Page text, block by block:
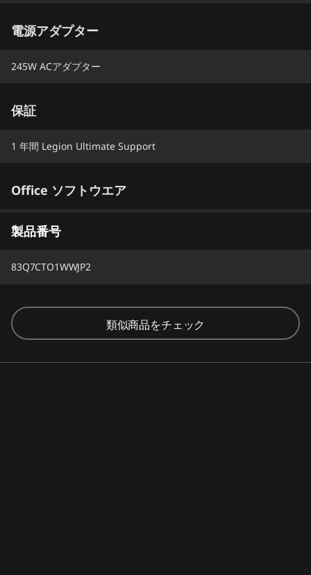
電源アダプター
245W ACアダプター
保証
1 年間 Legion Ultimate Support
Office ソフトウエア
Microsoft 365 試用版
製品番号
83Q7CTO1WWJP2
類似商品をチェック